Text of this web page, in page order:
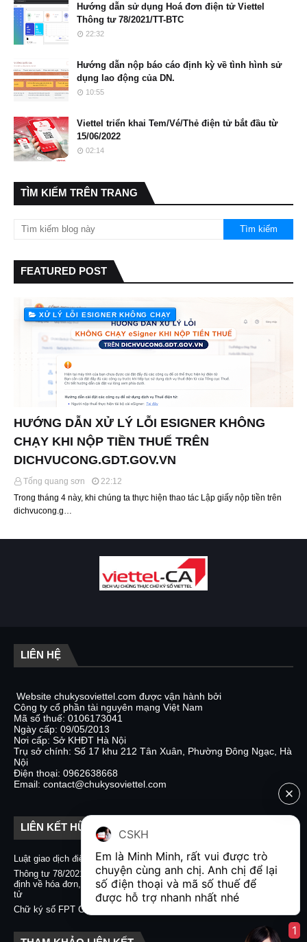
Hướng dẫn sử dụng Hoá đơn điện tử Viettel
Thông tư 78/2021/TT-BTC
22:32
Hướng dẫn nộp báo cáo định kỳ về tình hình sử
dụng lao động của DN.
10:55
Viettel triển khai Tem/Vé/Thẻ điện tử bắt đầu từ
15/06/2022
02:14
TÌM KIẾM TRÊN TRANG
FEATURED POST
XỬ LÝ LỖI ESIGNER KHÔNG CHẠY
HƯỚNG DẪN XỬ LÝ LỖI ESIGNER KHÔNG
CHẠY KHI NỘP TIỀN THUẾ TRÊN
DICHVUCONG.GDT.GOV.VN
Tống quang sơn
22:12
Trong tháng 4 này, khi chúng ta thực hiện thao tác Lập giấy nộp tiền trên
dichvucong.g…
LIÊN HỆ
Website chukysoviettel.com được vận hành bởi
Công ty cổ phần tài nguyên mạng Việt Nam
Mã số thuế: 0106173041
Ngày cấp: 09/05/2013
Nơi cấp: Sở KHĐT Hà Nội
Trụ sở chính: Số 17 khu 212 Tân Xuân, Phường Đông Ngạc, Hà
Nội
Điện thoại: 0962638668
Email: contact@chukysoviettel.com
LIÊN KẾT HỮU ÍCH
Luật giao dịch điện tử
Nghị định 130/2018/NĐ-CP
Thông tư 78/2021/TT-BTC quy
định về hóa đơn, chứng từ điện
tử
Chữ ký số CA2 - Nacencomm
Chữ ký số VNPT CA
Chữ ký số BKAV CA
Chữ ký số FPT CA
CSKH
Em là Minh Minh, rất vui được trò
chuyện cùng anh chị. Anh chị để lại
số điện thoại và mã số thuế để
được hỗ trợ nhanh nhất nhé
1